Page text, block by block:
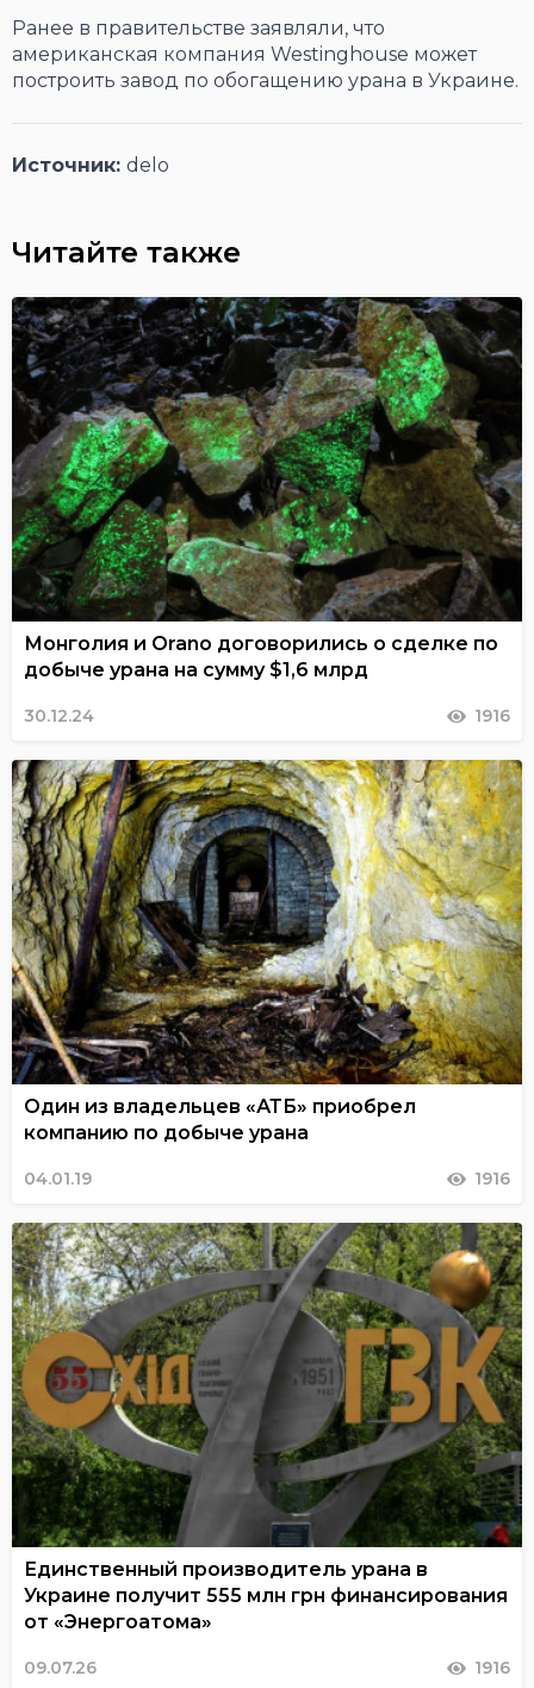
Ранее в правительстве заявляли, что
американская компания Westinghouse может
построить завод по обогащению урана в Украине.
Источник: delo
Читайте также
Монголия и Orano договорились о сделке по
добыче урана на сумму $1,6 млрд
30.12.24 1916
Один из владельцев «АТБ» приобрел
компанию по добыче урана
04.01.19 1916
Единственный производитель урана в
Украине получит 555 млн грн финансирования
от «Энергоатома»
09.07.26 1916